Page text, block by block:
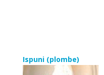
Ispuni (plombe)